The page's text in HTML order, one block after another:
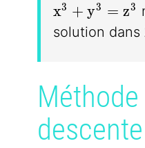
x^3 + y^3 =
x3 + y3 = z3
solution dans